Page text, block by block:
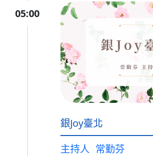
05:00
銀Joy臺北
主持人 常勤芬